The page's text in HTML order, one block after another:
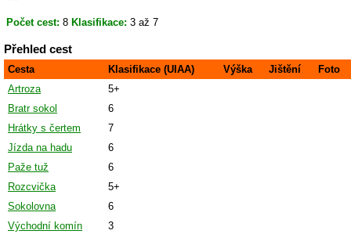
Počet cest: 8 Klasifikace: 3 až 7
Přehled cest
Cesta Klasifikace (UIAA) Výška Jištění
Foto
Artroza
5+
Bratr sokol
6
Hrátky s čertem
7
Jízda na hadu
6
Paže tuž
6
Rozcvička
5+
Sokolovna
6
Východní komín
3